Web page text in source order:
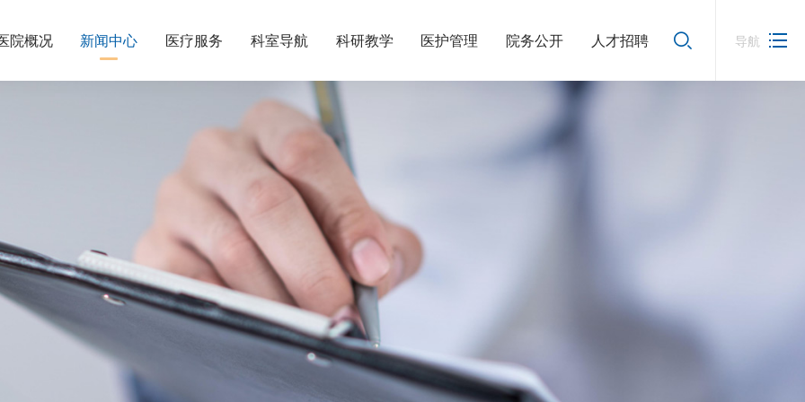
院概况 新闻中心 医疗服务 科室导航 科研教学 医护管理 院务公开 人才招聘 导航